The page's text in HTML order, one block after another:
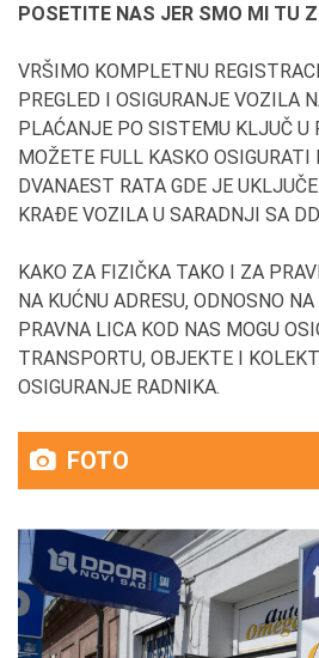
POSETITE NAS JER SMO MI TU
VRŠIMO KOMPLETNU
PREGLED I OSIGURANJE VOZILA
PLAĆANJE PO SISTEMU KLJUČ U
MOŽETE FULL KASKO OSIGURATI
DVANAEST RATA GDE JE
KRAĐE VOZILA U SARADNJI SA
KAKO ZA FIZIČKA TAKO I ZA
NA KUĆNU ADRESU, ODNOSNO
PRAVNA LICA KOD NAS MOGU
TRANSPORTU, OBJEKTE I
OSIGURANJE RADNIKA.
FOTO